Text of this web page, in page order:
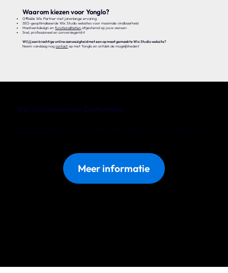
Waarom kiezen voor Yonglo?
Officiële Wix Partner met jarenlange ervaring
SEO-geoptimaliseerde Wix Studio websites voor maximale vindbaarheid
Maatwerkdesign enfunctionaliteiten afgestemd op jouw wensen
Snel, professioneel en conversiegericht
Wil jij een krachtige online aanwezigheid met een op maat gemaakte Wix Studio website?
Neem vandaag nogcontact op met Yonglo en ontdek de mogelijkheden!
Meer informatie
Woon je in de omgeving van Zoetermeer en heb je al een Wix website maar ben je niet 100% tevreden, kies dan voor ons
Wix Optimaal pakket.
Wix Optimaal voor Zoetermeer